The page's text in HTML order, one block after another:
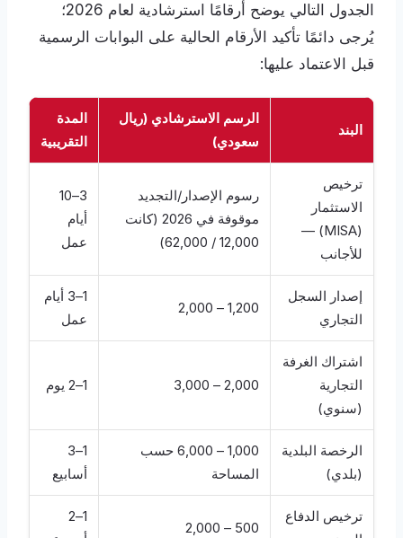
الجدول التالي يوضح أرقامًا استرشادية لعام 2026؛
يُرجى دائمًا تأكيد الأرقام الحالية على البوابات الرسمية
قبل الاعتماد عليها:
البند
الرسم الاسترشادي (ريال
سعودي)
المدة
التقريبية
ترخيص
الاستثمار
(MISA) —
للأجانب
رسوم الإصدار/التجديد
موقوفة في 2026 (كانت
12,000 / 62,000)
3–10
أيام
عمل
إصدار السجل
التجاري
1,200 – 2,000
1–3 أيام
عمل
اشتراك الغرفة
التجارية
(سنوي)
2,000 – 3,000 1–2 يوم
الرخصة البلدية
(بلدي)
1,000 – 6,000 حسب
المساحة
1–3
أسابيع
ترخيص الدفاع
500 – 2,000
1–2